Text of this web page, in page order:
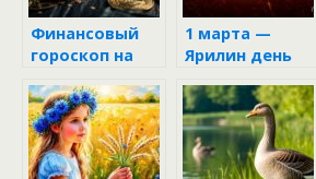
Финансовый
гороскоп на
22 июня 2025
1 марта —
Ярилин день